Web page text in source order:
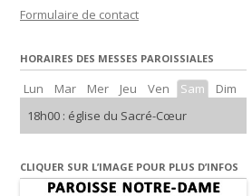
Formulaire de contact
HORAIRES DES MESSES PAROISSIALES
Lun Mar Mer Jeu Ven Sam
Dim
18h00 : église du Sacré-Cœur
CLIQUER SUR L’IMAGE POUR PLUS D’INFOS